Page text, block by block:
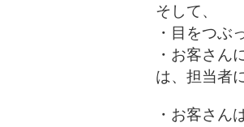
そして、
・目をつぶ
・お客さん
は、担当者
・お客さん